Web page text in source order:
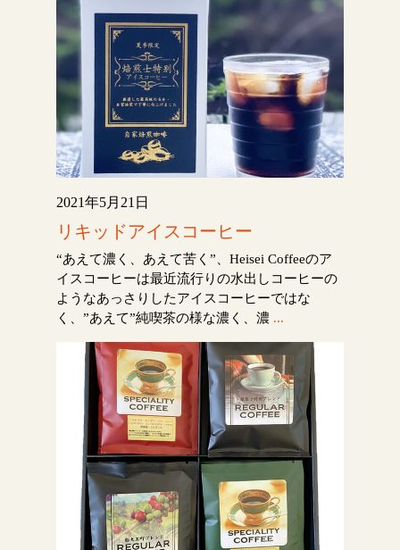
2021年5月21日
リキッドアイスコーヒー
“あえて濃く、あえて苦く”、Heisei Coffeeのア
イスコーヒーは最近流行りの水出しコーヒーの
ようなあっさりしたアイスコーヒーではな
く、”あえて”純喫茶の様な濃く、濃 ...